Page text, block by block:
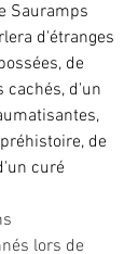
Sauramps
d'étranges
de
cachés, d'un
de
curé
lors de